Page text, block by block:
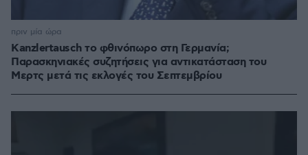
Kanzlertausch το φθινόπωρο στη Γερμανία;
Παρασκηνιακές συζητήσεις για αντικατάσταση του
Μερτς μετά τις εκλογές του Σεπτεμβρίου
πριν μία ώρα